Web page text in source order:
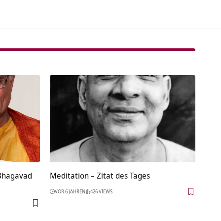
Meditation – Zitat des Tages
VOR 6 JAHREN 426 VIEWS